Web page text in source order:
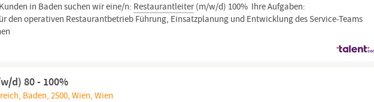
in Baden suchen wir eine/n: Restaurantleiter(m/w/d) 100% ​ Ihre Aufgaben:
den operativen Restaurantbetrieb Führung, Einsatzplanung und Entwicklung des Service-Teams
d) 80 - 100%
Baden, 2500, Wien, Wien